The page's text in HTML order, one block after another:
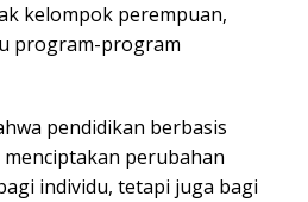
kelompok perempuan,
program-program
pendidikan berbasis
perubahan
individu, tetapi juga bagi